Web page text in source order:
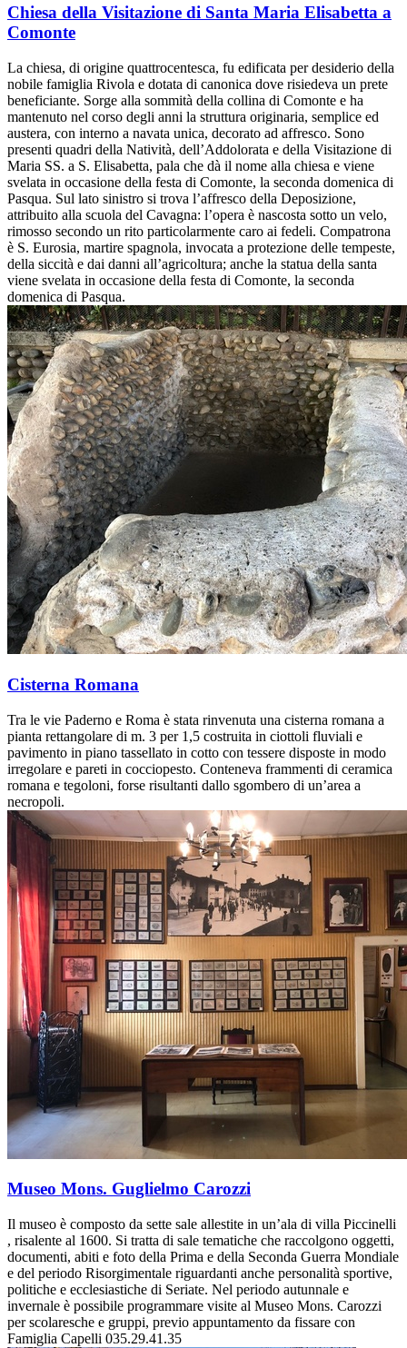
Chiesa della Visitazione di Santa Maria Elisabetta a
Comonte
La chiesa, di origine quattrocentesca, fu edificata per desiderio della
nobile famiglia Rivola e dotata di canonica dove risiedeva un prete
beneficiante. Sorge alla sommità della collina di Comonte e ha
mantenuto nel corso degli anni la struttura originaria, semplice ed
austera, con interno a navata unica, decorato ad affresco. Sono
presenti quadri della Natività, dell’Addolorata e della Visitazione di
Maria SS. a S. Elisabetta, pala che dà il nome alla chiesa e viene
svelata in occasione della festa di Comonte, la seconda domenica di
Pasqua. Sul lato sinistro si trova l’affresco della Deposizione,
attribuito alla scuola del Cavagna: l’opera è nascosta sotto un velo,
rimosso secondo un rito particolarmente caro ai fedeli. Compatrona
è S. Eurosia, martire spagnola, invocata a protezione delle tempeste,
della siccità e dai danni all’agricoltura; anche la statua della santa
viene svelata in occasione della festa di Comonte, la seconda
domenica di Pasqua.
Cisterna Romana
Tra le vie Paderno e Roma è stata rinvenuta una cisterna romana a
pianta rettangolare di m. 3 per 1,5 costruita in ciottoli fluviali e
pavimento in piano tassellato in cotto con tessere disposte in modo
irregolare e pareti in cocciopesto. Conteneva frammenti di ceramica
romana e tegoloni, forse risultanti dallo sgombero di un’area a
necropoli.
Museo Mons. Guglielmo Carozzi
Il museo è composto da sette sale allestite in un’ala di villa Piccinelli
, risalente al 1600. Si tratta di sale tematiche che raccolgono oggetti,
documenti, abiti e foto della Prima e della Seconda Guerra Mondiale
e del periodo Risorgimentale riguardanti anche personalità sportive,
politiche e ecclesiastiche di Seriate. Nel periodo autunnale e
invernale è possibile programmare visite al Museo Mons. Carozzi
per scolaresche e gruppi, previo appuntamento da fissare con
Famiglia Capelli 035.29.41.35